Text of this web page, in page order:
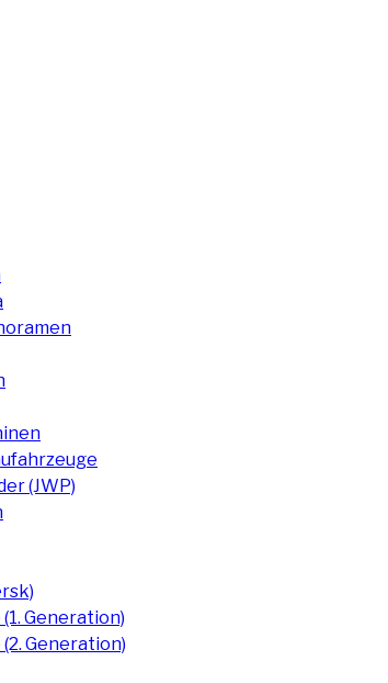
(JWP)
Generation)
Generation)